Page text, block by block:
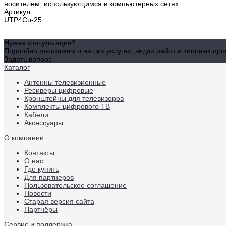
носителем, использующимся в компьютерных сетях.
Артикул
UTP4Cu-25
Нужна консультация?
Подробно расскажем о наших услугах, видах работ и типовых
Задать вопрос
Каталог
Антенны телевизионные
Ресиверы цифровые
Кронштейны для телевизоров
Комплекты цифрового ТВ
Кабели
Аксессуары
О компании
Контакты
О нас
Где купить
Для партнеров
Пользовательское соглашение
Новости
Старая версия сайта
Партнёры